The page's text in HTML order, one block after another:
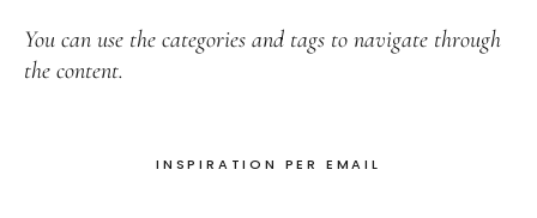
You can use the categories and tags to navigate through
the content.
INSPIRATION PER EMAIL